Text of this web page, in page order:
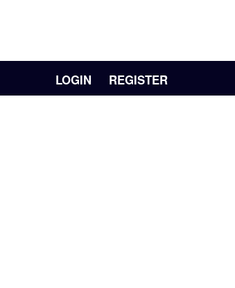
LOGIN REGISTER